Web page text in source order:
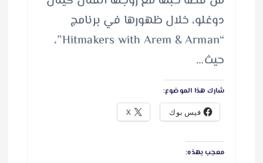
دوغلو، خلال ظهورها في برنامج
“Hitmakers with Arem & Arman”،
حيث…
شارك هذا الموضوع:
فيس بوك X
معجب بهذه: